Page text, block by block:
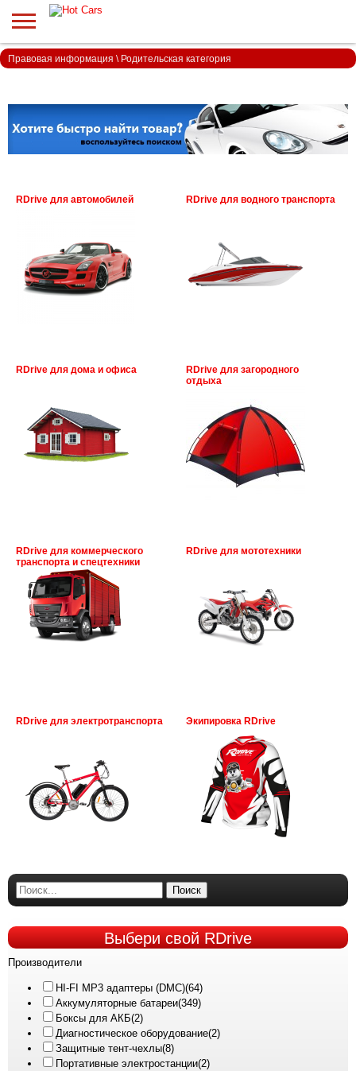
Правовая информация \ Родительская категория
RDrive для автомобилей RDrive для водного транспорта
RDrive для дома и офиса
RDrive для загородного
отдыха
RDrive для коммерческого
транспорта и спецтехники
RDrive для мототехники
RDrive для электротранспорта Экипировка RDrive
Поиск
Выберисвой RDrive
Производители
HI-FI MP3 адаптеры (DMC)(64)
Аккумуляторные батареи(349)
Боксы для АКБ(2)
Диагностическое оборудование(2)
Защитные тент-чехлы(8)
Портативные электростанции(2)